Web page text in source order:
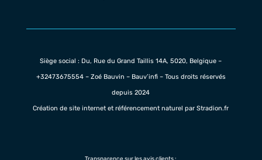
Siège social : Du, Rue du Grand Taillis 14A, 5020, Belgique –
+32473675554 – Zoé Bauvin – Bauv’infi – Tous droits réservés
depuis 2024
Création de site internet et référencement naturel par Stradion.fr